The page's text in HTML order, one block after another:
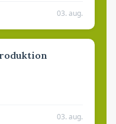
03. aug.
03. aug.